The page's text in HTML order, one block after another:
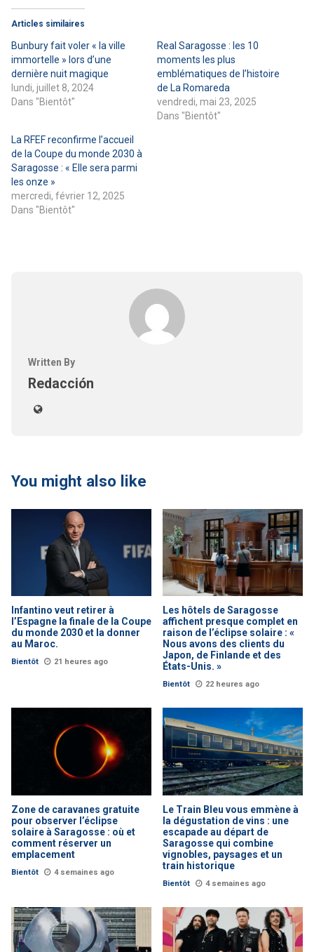
Articles similaires
Bunbury fait voler « la ville
immortelle » lors d’une
dernière nuit magique
lundi, juillet 8, 2024
Dans "Bientôt"
Real Saragosse : les 10
moments les plus
emblématiques de l’histoire
de La Romareda
vendredi, mai 23, 2025
Dans "Bientôt"
La RFEF reconfirme l’accueil
de la Coupe du monde 2030 à
Saragosse : « Elle sera parmi
les onze »
mercredi, février 12, 2025
Dans "Bientôt"
Written By
Redacción
You might also like
Infantino veut retirer à
l’Espagne la finale de la Coupe
du monde 2030 et la donner
au Maroc.
Bientôt 21 heures ago
Les hôtels de Saragosse
affichent presque complet en
raison de l’éclipse solaire : «
Nous avons des clients du
Japon, de Finlande et des
États-Unis. »
Bientôt 22 heures ago
Zone de caravanes gratuite
pour observer l’éclipse
solaire à Saragosse : où et
comment réserver un
emplacement
Bientôt 4 semaines ago
Le Train Bleu vous emmène à
la dégustation de vins : une
escapade au départ de
Saragosse qui combine
vignobles, paysages et un
train historique
Bientôt 4 semaines ago